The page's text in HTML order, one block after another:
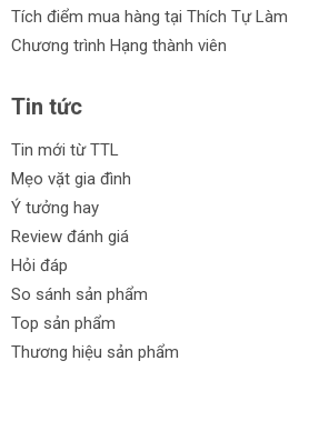
Tích điểm mua hàng tại Thích Tự Làm
Chương trình Hạng thành viên
Tin tức
Tin mới từ TTL
Mẹo vặt gia đình
Ý tưởng hay
Review đánh giá
Hỏi đáp
So sánh sản phẩm
Top sản phẩm
Thương hiệu sản phẩm